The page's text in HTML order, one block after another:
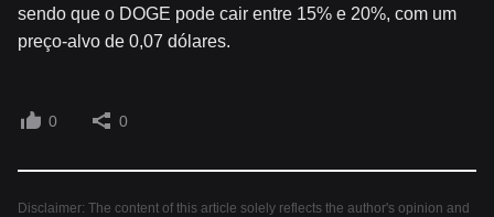
sendo que o DOGE pode cair entre 15% e 20%, com um
preço-alvo de 0,07 dólares.
0 0
Disclaimer: The content of this article solely reflects the author's opinion and